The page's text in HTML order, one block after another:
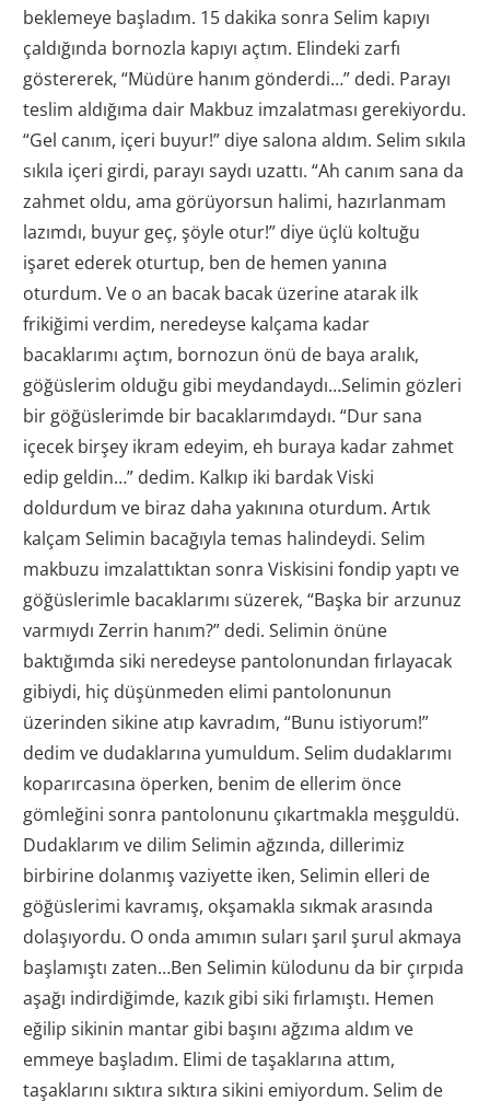
beklemeye başladım. 15 dakika sonra Selim kapıyı
çaldığında bornozla kapıyı açtım. Elindeki zarfı
göstererek, “Müdüre hanım gönderdi…” dedi. Parayı
teslim aldığıma dair Makbuz imzalatması gerekiyordu.
“Gel canım, içeri buyur!” diye salona aldım. Selim sıkıla
sıkıla içeri girdi, parayı saydı uzattı. “Ah canım sana da
zahmet oldu, ama görüyorsun halimi, hazırlanmam
lazımdı, buyur geç, şöyle otur!” diye üçlü koltuğu
işaret ederek oturtup, ben de hemen yanına
oturdum. Ve o an bacak bacak üzerine atarak ilk
frikiğimi verdim, neredeyse kalçama kadar
bacaklarımı açtım, bornozun önü de baya aralık,
göğüslerim olduğu gibi meydandaydı…Selimin gözleri
bir göğüslerimde bir bacaklarımdaydı. “Dur sana
içecek birşey ikram edeyim, eh buraya kadar zahmet
edip geldin…” dedim. Kalkıp iki bardak Viski
doldurdum ve biraz daha yakınına oturdum. Artık
kalçam Selimin bacağıyla temas halindeydi. Selim
makbuzu imzalattıktan sonra Viskisini fondip yaptı ve
göğüslerimle bacaklarımı süzerek, “Başka bir arzunuz
varmıydı Zerrin hanım?” dedi. Selimin önüne
baktığımda siki neredeyse pantolonundan fırlayacak
gibiydi, hiç düşünmeden elimi pantolonunun
üzerinden sikine atıp kavradım, “Bunu istiyorum!”
dedim ve dudaklarına yumuldum. Selim dudaklarımı
koparırcasına öperken, benim de ellerim önce
gömleğini sonra pantolonunu çıkartmakla meşguldü.
Dudaklarım ve dilim Selimin ağzında, dillerimiz
birbirine dolanmış vaziyette iken, Selimin elleri de
göğüslerimi kavramış, okşamakla sıkmak arasında
dolaşıyordu. O onda amımın suları şarıl şurul akmaya
başlamıştı zaten…Ben Selimin külodunu da bir çırpıda
aşağı indirdiğimde, kazık gibi siki fırlamıştı. Hemen
eğilip sikinin mantar gibi başını ağzıma aldım ve
emmeye başladım. Elimi de taşaklarına attım,
taşaklarını sıktıra sıktıra sikini emiyordum. Selim de